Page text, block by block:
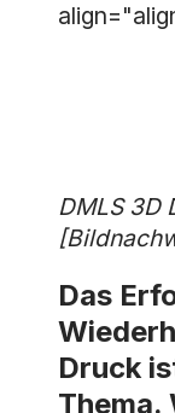
DMLS 3D
Das
Druck
Thema.